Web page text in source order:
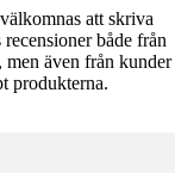
att skriva
både från
men även från kunder
produkterna.